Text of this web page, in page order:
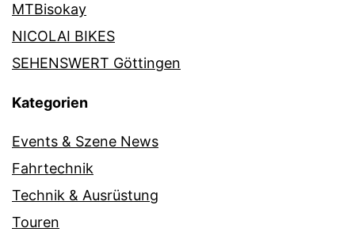
MTBisokay
NICOLAI BIKES
SEHENSWERT Göttingen
Kategorien
Events & Szene News
Fahrtechnik
Technik & Ausrüstung
Touren